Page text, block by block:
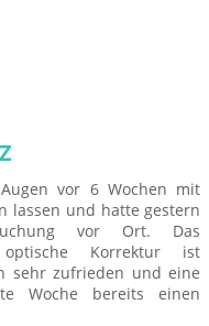
vor 6 Wochen mit
lassen und hatte gestern
vor Ort. Das
Korrektur ist
sehr zufrieden und eine
Woche bereits einen